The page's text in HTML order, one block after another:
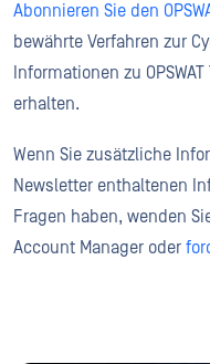
Abonnieren Sie den
bewährte Verfahren zur
Informationen zu
erhalten.
Wenn Sie zusätzliche
Newsletter enthaltenen
Fragen haben, wenden
Account Manager oder